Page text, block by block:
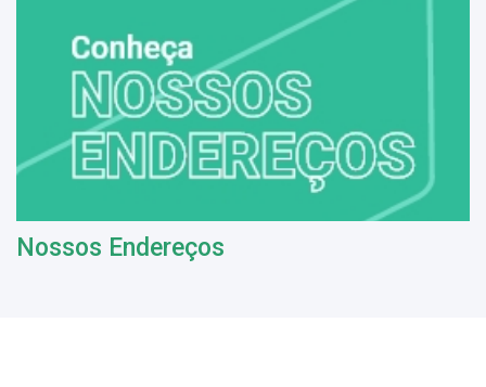
Nossos Endereços